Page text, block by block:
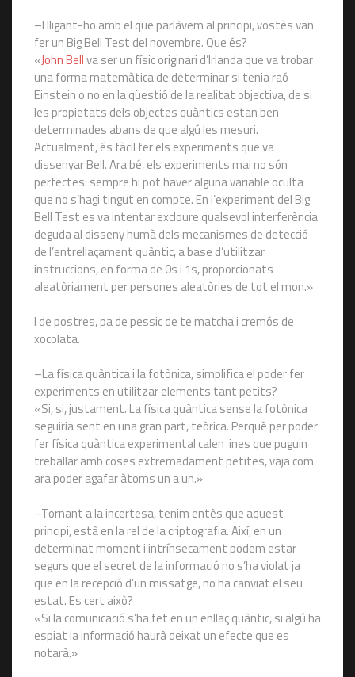
–I lligant-ho amb el que parlàvem al principi, vostès van
fer un Big Bell Test del novembre. Que és?
«John Bellva ser un físic originari d’Irlanda que va trobar
una forma matemàtica de determinar si tenia raó
Einstein o no en la qüestió de la realitat objectiva, de si
les propietats dels objectes quàntics estan ben
determinades abans de que algú les mesuri.
Actualment, és fàcil fer els experiments que va
dissenyar Bell. Ara bé, els experiments mai no són
perfectes: sempre hi pot haver alguna variable oculta
que no s’hagi tingut en compte. En l’experiment del Big
Bell Test es va intentar excloure qualsevol interferència
deguda al disseny humà dels mecanismes de detecció
de l’entrellaçament quàntic, a base d’utilitzar
instruccions, en forma de 0s i 1s, proporcionats
aleatòriament per persones aleatòries de tot el mon.»
I de postres, pa de pessic de te matcha i cremós de
xocolata.
–La física quàntica i la fotònica, simplifica el poder fer
experiments en utilitzar elements tant petits?
«Si, si, justament. La física quàntica sense la fotònica
seguiria sent en una gran part, teòrica. Perquè per poder
fer física quàntica experimental calen ines que puguin
treballar amb coses extremadament petites, vaja com
ara poder agafar àtoms un a un.»
–Tornant a la incertesa, tenim entès que aquest
principi, està en la rel de la criptografia. Així, en un
determinat moment i intrínsecament podem estar
segurs que el secret de la informació no s’ha violat ja
que en la recepció d’un missatge, no ha canviat el seu
estat. Es cert això?
«Si la comunicació s’ha fet en un enllaç quàntic, si algú ha
espiat la informació haurà deixat un efecte que es
notarà.»